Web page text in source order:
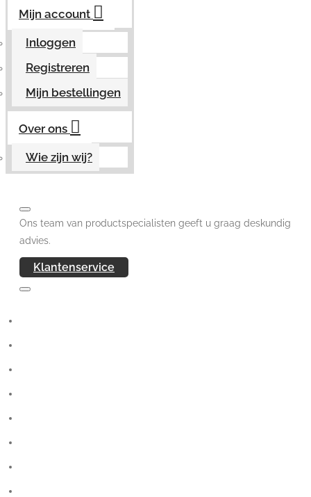
Mijn account
Inloggen
Registreren
Mijn bestellingen
Over ons
Wie zijn wij?
Ons team van productspecialisten geeft u graag deskundig
advies.
Klantenservice